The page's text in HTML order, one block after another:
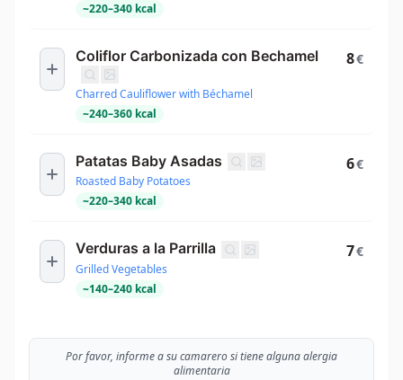
~220–340 kcal
Coliflor Carbonizada con Bechamel
Charred Cauliflower with Béchamel
~240–360 kcal
8€
Patatas Baby Asadas
Roasted Baby Potatoes
~220–340 kcal
6€
Verduras a la Parrilla
Grilled Vegetables
~140–240 kcal
7€
Por favor, informe a su camarero si tiene alguna alergia
alimentaria